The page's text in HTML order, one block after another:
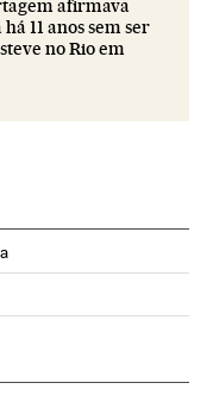
afirmava
11 anos sem ser
no Rio em